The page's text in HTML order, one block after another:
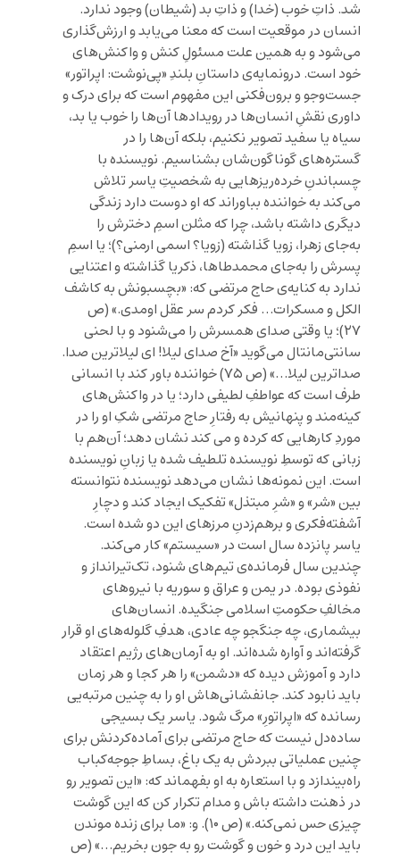
شد. ذاتِ خوب (خدا) و ذاتِ بد (شیطان) وجود ندارد.
انسان در موقعیت است که معنا می‌یابد و ارزش‌گذاری
می‌شود و به همین علت مسئولِ کنش و واکنش‌های
خود است. درونمایه‌ی داستانِ بلندِ «پی‌نوشت: اپراتور»
جست‌وجو و برون‌فکنی این مفهوم است که برای درک و
داوری نقشِ انسان‌ها در رویدادها آن‌ها را خوب یا بد،
سیاه یا سفید تصویر نکنیم، بلکه آن‌ها را در
گستره‌های گوناگون‌شان بشناسیم. نویسنده با
چسباندنِ خرده‌ریزهایی به شخصیتِ یاسر تلاش
می‌کند به خواننده بباوراند که او دوست دارد زندگی
دیگری داشته باشد، چرا که مثلن اسمِ دخترش را
به‌جای زهرا، زویا گذاشته (زویا؟ اسمی ارمنی؟)؛ یا اسمِ
پسرش را به‌جای محمدطاها، ذکریا گذاشته و اعتنایی
ندارد به کنایه‌ی حاج مرتضی که: «بچسبونش به کاشف
الکل و مسکرات… فکر کردم سر عقل اومدی.» (ص
۲۷)؛ یا وقتی صدای همسرش را می‌شنود و با لحنی
سانتی‌مانتال می‌گوید «آخ صدای لیلا! ای لیلاترین صدا.
صداترین لیلا…» (ص ۷۵) خواننده باور کند با انسانی
طرف است که عواطفِ لطیفی دارد؛ یا در واکنش‌های
کینه‌مند و پنهانیش به رفتارِ حاج مرتضی شک‌ِ او را در
موردِ کارهایی که کرده و می کند نشان دهد؛ آن‌هم با
زبانی‌ که توسطِ نویسنده تلطیف شده یا زبانِ نویسنده
است. این نمونه‌ها نشان می‌دهد نویسنده نتوانسته
بین «شر» و «شرِ مبتذل» تفکیک ایجاد کند و دچارِ
آشفته‌فکری و برهم‌زدنِ مرزهای این دو شده است.
یاسر پانزده سال است در «سیستم» کار می‌کند.
چندین سال فرمانده‌ی تیم‌های شنود، تک‌تیرانداز و
نفوذی بوده. در یمن و عراق و سوریه با نیروهای
مخالفِ حکومتِ‌ اسلامی جنگیده. انسان‌های
بیشماری، چه جنگجو چه عادی، هدفِ گلوله‌های او قرار
گرفته‌اند و آواره شده‌اند. او به آرمان‌های رژیم اعتقاد
دارد و آموزش دیده که «دشمن» را هر کجا و هر زمان
باید نابود کند. جانفشانی‌هاش او را به چنین مرتبه‌یی
رسانده که «اپراتورِ» مرگ شود. یاسر یک بسیجی
ساده‌دل نیست که حاج‌ مرتضی برای آماده‌کردنش برای
چنین عملیاتی ببردش به یک باغ، بساطِ ‌جوجه‌کباب
راه‌بیندازد و با استعاره به او بفهماند که: «این تصویر رو
در ذهنت داشته باش و مدام تکرار کن که این گوشت
چیزی حس نمی‌کنه.» (ص ۱۰). و: «ما برای زنده موندن
باید این درد و خون و گوشت رو به جون بخریم…» (ص